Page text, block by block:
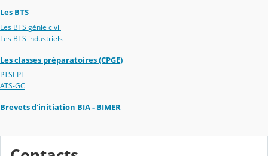
Les BTS
Les BTS génie civil
Les BTS industriels
Les classes préparatoires (CPGE)
PTSI-PT
ATS-GC
Brevets d'initiation BIA - BIMER